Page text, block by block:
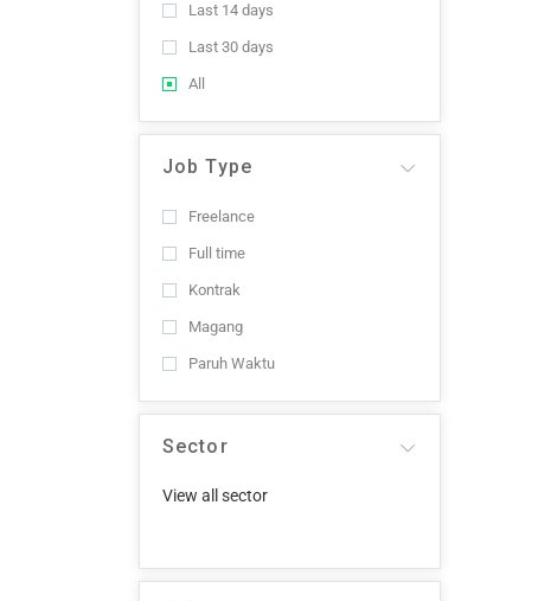
Last 14 days
Last 30 days
All
Job Type
Freelance
Full time
Kontrak
Magang
Paruh Waktu
Sector
View all sector